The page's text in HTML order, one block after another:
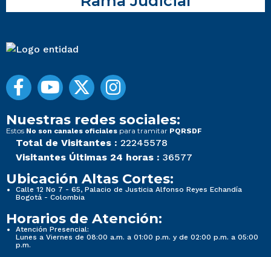
Nuestras redes sociales:
Estos No son canales oficiales para tramitar PQRSDF
Total de Visitantes : 22245578
Visitantes Últimas 24 horas : 36577
Ubicación Altas Cortes:
Calle 12 No 7 - 65, Palacio de Justicia Alfonso Reyes Echandía
Bogotá - Colombia
Horarios de Atención:
Atención Presencial:
Lunes a Viernes de 08:00 a.m. a 01:00 p.m. y de 02:00 p.m. a 05:00
p.m.